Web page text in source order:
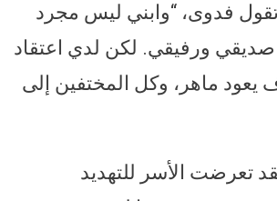
تقول فدوى، “وابني ليس مجرد
صديقي ورفيقي. لكن لدي اعتقاد
يعود ماهر، وكل المختفين إلى
تعرضت الأسر للتهديد